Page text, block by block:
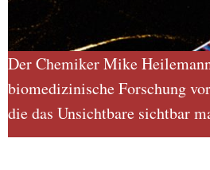
Der Chemiker Mike
biomedizinische Forschung
die das Unsichtbare sichtbar